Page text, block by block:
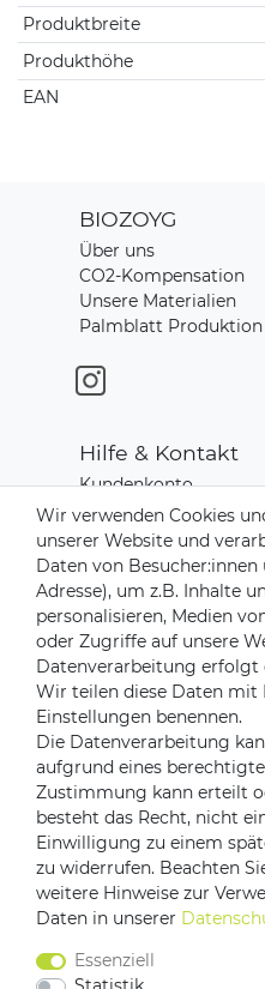
Produktbreite
Produkthöhe
EAN
BIOZOYG
Über uns
CO2-Kompensation
Unsere Materialien
Palmblatt Produktion
Hilfe & Kontakt
Kundenkonto
Zahlungsarten
Versand & Lieferung
Rücksendungen
Kontakt zu uns
Zahlungsanbieter
Versandpartner
Wir verwenden Cookies
unserer Website und
Daten von Besucher:innen
Adresse), um z.B. Inhalte
personalisieren, Medien
oder Zugriffe auf unsere
Datenverarbeitung erfolgt
Wir teilen diese Daten mit
Einstellungen benennen.
Die Datenverarbeitung
aufgrund eines
Zustimmung kann erteilt
besteht das Recht, nicht
Einwilligung zu einem
zu widerrufen. Beachten
weitere Hinweise zur
Daten in unserer
Essenziell